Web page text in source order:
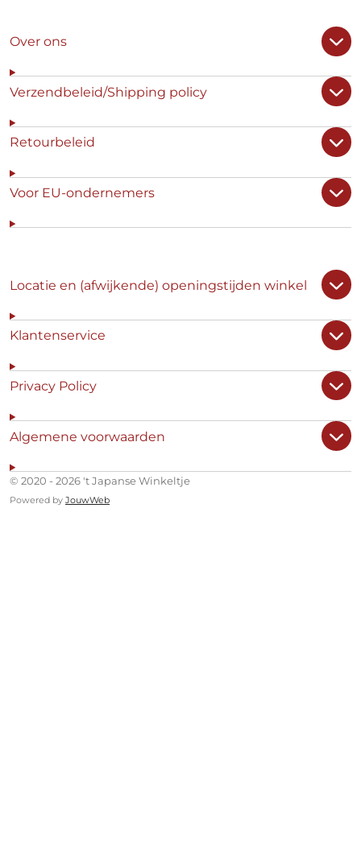
Over ons
Verzendbeleid/Shipping policy
Retourbeleid
Voor EU-ondernemers
Locatie en (afwijkende) openingstijden winkel
Klantenservice
Privacy Policy
Algemene voorwaarden
© 2020 - 2026 't Japanse Winkeltje
Powered by JouwWeb